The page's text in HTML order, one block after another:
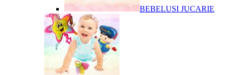
BEBELUSI JUCARIE